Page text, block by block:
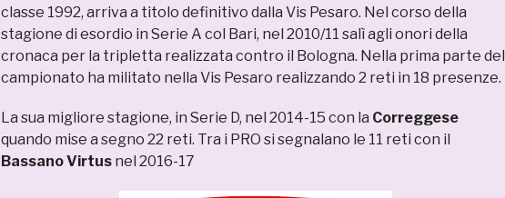
classe 1992, arriva a titolo definitivo dalla Vis Pesaro. Nel corso della
stagione di esordio in Serie A col Bari, nel 2010/11 salì agli onori della
cronaca per la tripletta realizzata contro il Bologna. Nella prima parte del
campionato ha militato nella Vis Pesaro realizzando 2 reti in 18 presenze.
La sua migliore stagione, in Serie D, nel 2014-15 con la Correggese
quando mise a segno 22 reti. Tra i PRO si segnalano le 11 reti con il
Bassano Virtus nel 2016-17